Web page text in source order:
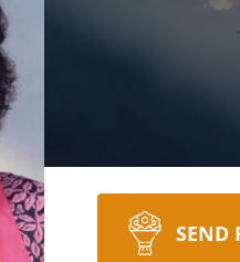
SEND